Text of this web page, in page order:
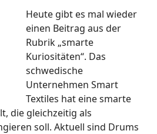
Heute gibt es mal wieder
einen Beitrag aus der
Rubrik „smarte
Kuriositäten“. Das
schwedische
Unternehmen Smart
Textiles hat eine smarte
die gleichzeitig als
soll. Aktuell sind Drums